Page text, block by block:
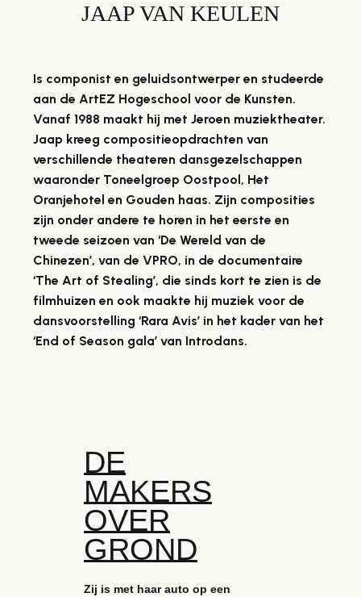
JAAP VAN KEULEN
Is componist en geluidsontwerper en studeerde
aan de ArtEZ Hogeschool voor de Kunsten.
Vanaf 1988 maakt hij met Jeroen muziektheater.
Jaap kreeg compositieopdrachten van
verschillende theateren dansgezelschappen
waaronder Toneelgroep Oostpool, Het
Oranjehotel en Gouden haas. Zijn composities
zijn onder andere te horen in het eerste en
tweede seizoen van ‘De Wereld van de
Chinezen’, van de VPRO, in de documentaire
‘The Art of Stealing’, die sinds kort te zien is de
filmhuizen en ook maakte hij muziek voor de
dansvoorstelling ‘Rara Avis’ in het kader van het
‘End of Season gala’ van Introdans.
DE
MAKERS
OVER
GROND
Zij is met haar auto op een